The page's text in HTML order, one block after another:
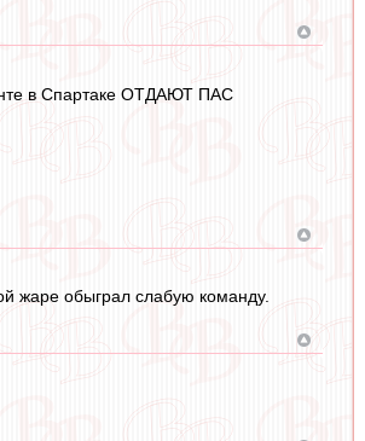
в Спартаке ОТДАЮТ ПАС
жаре обыграл слабую команду.